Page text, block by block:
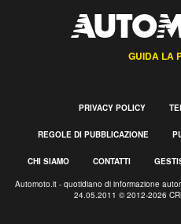
GUIDA LA
PRIVACY POLICY
REGOLE DI PUBBLICAZIONE
CHI SIAMO CONTATTI
Automoto.it - quotidiano di informazione
24.05.2011 © 2012-2026